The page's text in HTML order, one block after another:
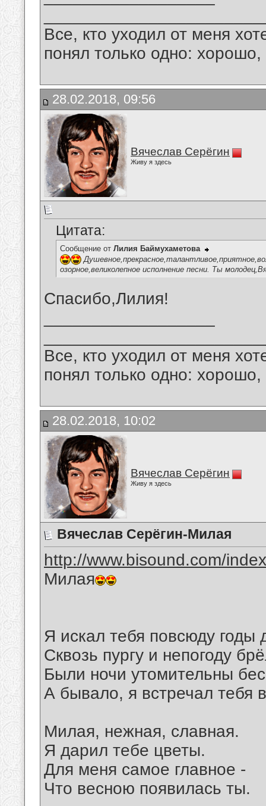
Все, кто уходил от меня
понял только одно:
28.02.2018, 09:56
Вячеслав Серёгин
Живу я здесь
Цитата:
Сообщение от Лилия Баймухаметова
озорное,великолепное исполнение песни. Ты
Спасибо,Лилия!
Все, кто уходил от меня
понял только одно:
28.02.2018, 10:02
Вячеслав Серёгин
Живу я здесь
Вячеслав Серёгин-Милая
http://www.bisound.com/
Милая
Я искал тебя повсюду годы
Сквозь пургу и непогоду
Были ночи утомительны
А бывало, я встречал тебя
Милая, нежная, славная.
Я дарил тебе цветы.
Для меня самое главное -
Что весною появилась ты.